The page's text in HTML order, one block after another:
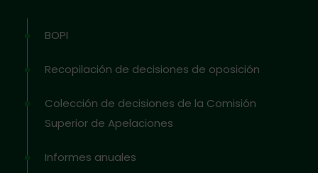
BOPI
Recopilación de decisiones de oposición
Colección de decisiones de la Comisión
Superior de Apelaciones
Informes anuales